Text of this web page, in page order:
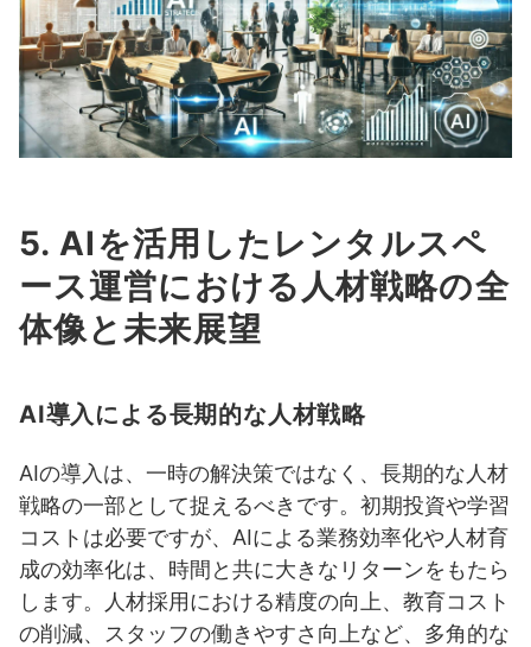
5. AIを活用したレンタルスペ
ース運営における人材戦略の全
体像と未来展望
AI導入による長期的な人材戦略
AIの導入は、一時の解決策ではなく、長期的な人材
戦略の一部として捉えるべきです。初期投資や学習
コストは必要ですが、AIによる業務効率化や人材育
成の効率化は、時間と共に大きなリターンをもたら
します。人材採用における精度の向上、教育コスト
の削減、スタッフの働きやすさ向上など、多角的な